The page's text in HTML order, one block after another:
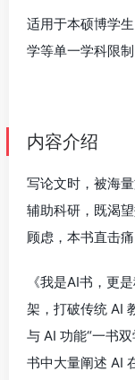
适用于本硕博学
学等单一学科限
内容介绍
写论文时，被海
辅助科研，既渴
顾虑，本书直击
《我是AI书，更
架，打破传统 AI
与 AI 功能“一书
书中大量阐述 AI